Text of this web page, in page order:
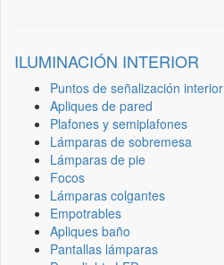
ILUMINACIÓN INTERIOR
Puntos de señalización interior
Apliques de pared
Plafones y semiplafones
Lámparas de sobremesa
Lámparas de pie
Focos
Lámparas colgantes
Empotrables
Apliques baño
Pantallas lámparas